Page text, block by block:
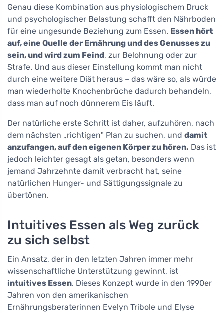
Genau diese Kombination aus physiologischem Druck
und psychologischer Belastung schafft den Nährboden
für eine ungesunde Beziehung zum Essen. Essen hört
auf, eine Quelle der Ernährung und des Genusses zu
sein, und wird zum Feind, zur Belohnung oder zur
Strafe. Und aus dieser Einstellung kommt man nicht
durch eine weitere Diät heraus – das wäre so, als würde
man wiederholte Knochenbrüche dadurch behandeln,
dass man auf noch dünnerem Eis läuft.
Der natürliche erste Schritt ist daher, aufzuhören, nach
dem nächsten „richtigen" Plan zu suchen, und damit
anzufangen, auf den eigenen Körper zu hören. Das ist
jedoch leichter gesagt als getan, besonders wenn
jemand Jahrzehnte damit verbracht hat, seine
natürlichen Hunger- und Sättigungssignale zu
übertönen.
Intuitives Essen als Weg zurück
zu sich selbst
Ein Ansatz, der in den letzten Jahren immer mehr
wissenschaftliche Unterstützung gewinnt, ist
intuitives Essen. Dieses Konzept wurde in den 1990er
Jahren von den amerikanischen
Ernährungsberaterinnen Evelyn Tribole und Elyse